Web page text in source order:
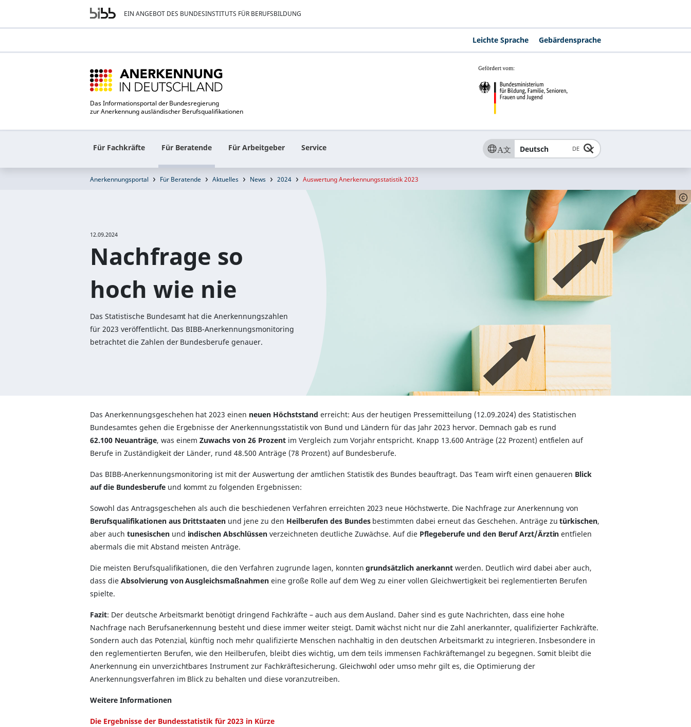
EIN ANGEBOT DES BUNDESINSTITUTS FÜR BERUFSBILDUNG
Leichte Sprache Gebärdensprache
Das Informationsportal der Bundesregierung
zur Anerkennung ausländischer Berufsqualifikationen
Für Fachkräfte Für Beratende Für Arbeitgeber Service Deutsch DE
Anerkennungsportal Für Beratende Aktuelles News 2024 Auswertung Anerkennungsstatistik 2023
12.09.2024
Nachfrage so
hoch wie nie
Das Statistische Bundesamt hat die Anerkennungszahlen
für 2023 veröffentlicht. Das BIBB-Anerkennungsmonitoring
betrachtet die Zahlen der Bundesberufe genauer.
Das Anerkennungsgeschehen hat 2023 einen neuen Höchststand erreicht: Aus der heutigen Pressemitteilung (12.09.2024) des Statistischen
Bundesamtes gehen die Ergebnisse der Anerkennungsstatistik von Bund und Ländern für das Jahr 2023 hervor. Demnach gab es rund
62.100 Neuanträge, was einemZuwachs von 26 Prozent im Vergleich zum Vorjahr entspricht. Knapp 13.600 Anträge (22 Prozent) entfielen auf
Berufe in Zuständigkeit der Länder, rund 48.500 Anträge (78 Prozent) auf Bundesberufe.
Das BIBB-Anerkennungsmonitoring ist mit der Auswertung der amtlichen Statistik des Bundes beauftragt. Das Team wirft einen genaueren Blick
auf die Bundesberufeund kommt zu folgenden Ergebnissen:
Sowohl das Antragsgeschehen als auch die beschiedenen Verfahren erreichten 2023 neue Höchstwerte. Die Nachfrage zur Anerkennung von
Berufsqualifikationen aus Drittstaaten und jene zu den Heilberufen des Bundesbestimmten dabei erneut das Geschehen. Anträge zutürkischen,
aber auch tunesischen und indischen Abschlüssen verzeichneten deutliche Zuwächse. Auf die Pflegeberufe und den Beruf Arzt/Ärztin entfielen
abermals die mit Abstand meisten Anträge.
Die meisten Berufsqualifikationen, die den Verfahren zugrunde lagen, konntengrundsätzlich anerkannt werden. Deutlich wird dabei aber auch,
dass die Absolvierung von Ausgleichsmaßnahmen eine große Rolle auf dem Weg zu einer vollen Gleichwertigkeit bei reglementierten Berufen
spielte.
Fazit: Der deutsche Arbeitsmarkt benötigt dringend Fachkräfte – auch aus dem Ausland. Daher sind es gute Nachrichten, dass eine hohe
Nachfrage nach Berufsanerkennung besteht und diese immer weiter steigt. Damit wächst nicht nur die Zahl anerkannter, qualifizierter Fachkräfte.
Sondern auch das Potenzial, künftig noch mehr qualifizierte Menschen nachhaltig in den deutschen Arbeitsmarkt zu integrieren. Insbesondere in
den reglementierten Berufen, wie den Heilberufen, bleibt dies wichtig, um dem teils immensen Fachkräftemangel zu begegnen. Somit bleibt die
Anerkennung ein unverzichtbares Instrument zur Fachkräftesicherung. Gleichwohl oder umso mehr gilt es, die Optimierung der
Anerkennungsverfahren im Blick zu behalten und diese voranzutreiben.
Weitere Informationen
Die Ergebnisse der Bundesstatistik für 2023 in Kürze